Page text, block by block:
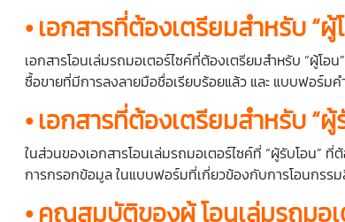
• เอกสารที่ต้องเตรียมสำหรับ“ผู้
เอกสารโอนเล่มรถมอเตอร์ไซค์ที่ต้องเตรียมสำหรับ “ผู้โ
ซื้อขายที่มีการลงลายมือชื่อเรียบร้อยแล้ว และ แบบฟอร์มค
• เอกสารที่ต้องเตรียมสำหรับ“ผู้
ในส่วนของเอกสารโอนเล่มรถมอเตอร์ไซค์ที่ “ผู้รับโอน”
การกรอกข้อมูล ในแบบฟอร์มที่เกี่ยวข้องกับการโอนกรร
• คุณสมบัติของผู้โอนเล่มรถมอ